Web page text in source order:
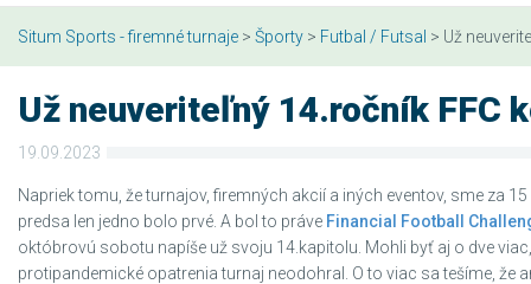
Situm Sports - firemné turnaje > Športy > Futbal / Futsal > Už
Už neuveriteľný 14.ročník FFC
19.09.2023
Napriek tomu, že turnajov, firemných akcií a iných eventov, sme za
predsa len jedno bolo prvé. A bol to práve Financial Football
októbrovú sobotu napíše už svoju 14.kapitolu. Mohli byť aj o dve
protipandemické opatrenia turnaj neodohral. O to viac sa tešíme, že